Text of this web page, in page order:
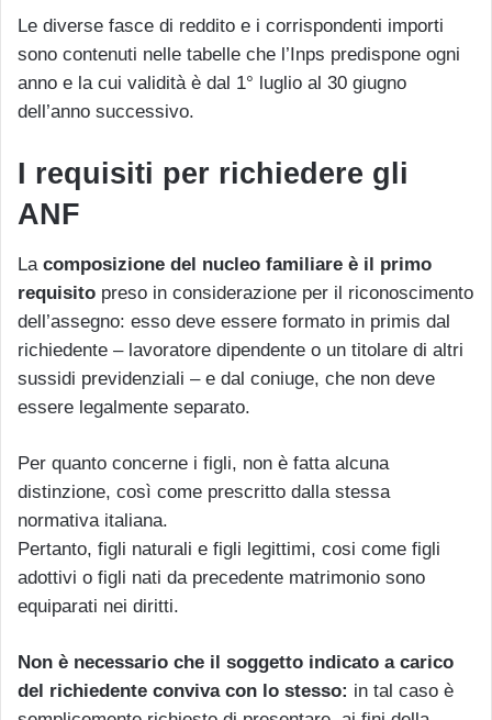
Le diverse fasce di reddito e i corrispondenti importi
sono contenuti nelle tabelle che l’Inps predispone ogni
anno e la cui validità è dal 1° luglio al 30 giugno
dell’anno successivo.
I requisiti per richiedere gli
ANF
La composizione del nucleo familiare è il primo
requisito preso in considerazione per il riconoscimento
dell’assegno: esso deve essere formato in primis dal
richiedente – lavoratore dipendente o un titolare di altri
sussidi previdenziali – e dal coniuge, che non deve
essere legalmente separato.
Per quanto concerne i figli, non è fatta alcuna
distinzione, così come prescritto dalla stessa
normativa italiana.
Pertanto, figli naturali e figli legittimi, cosi come figli
adottivi o figli nati da precedente matrimonio sono
equiparati nei diritti.
Non è necessario che il soggetto indicato a carico
del richiedente conviva con lo stesso: in tal caso è